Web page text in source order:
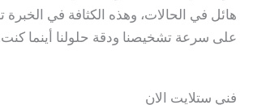
هائل في الحالات، وهذه الكثافة في
على سرعة تشخيصنا ودقة حلولنا أينما
فني ستلايت الان